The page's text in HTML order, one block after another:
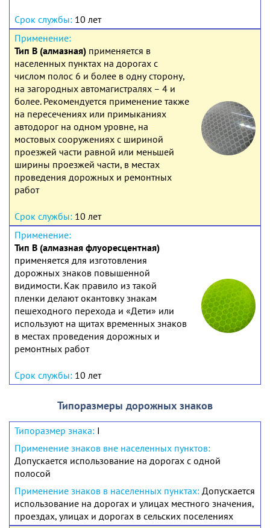
10 лет
Тип В (алмазная) применяется в
населенных пунктах на дорогах с
числом полос 6 и более в одну сторону,
на загородных автомагистралях – 4 и
более. Рекомендуется применение также
на пересечениях или примыканиях
автодорог на одном уровне, на
мостовых сооружениях с шириной
проезжей части равной или меньшей
ширины проезжей части, в местах
проведения дорожных и ремонтных
работ
10 лет
Тип В (алмазная флуоресцентная)
применяется для изготовления
дорожных знаков повышенной
видимости. Как правило из такой
пленки делают окантовку знакам
пешеходного перехода и «Дети» или
используют на щитах временных знаков
в местах проведения дорожных и
ремонтных работ
10 лет
Типоразмеры дорожных знаков
I
Допускается использование на дорогах с одной
полосой
Допускается
использование на дорогах и улицах местного значения,
проездах, улицах и дорогах в сельских поселениях